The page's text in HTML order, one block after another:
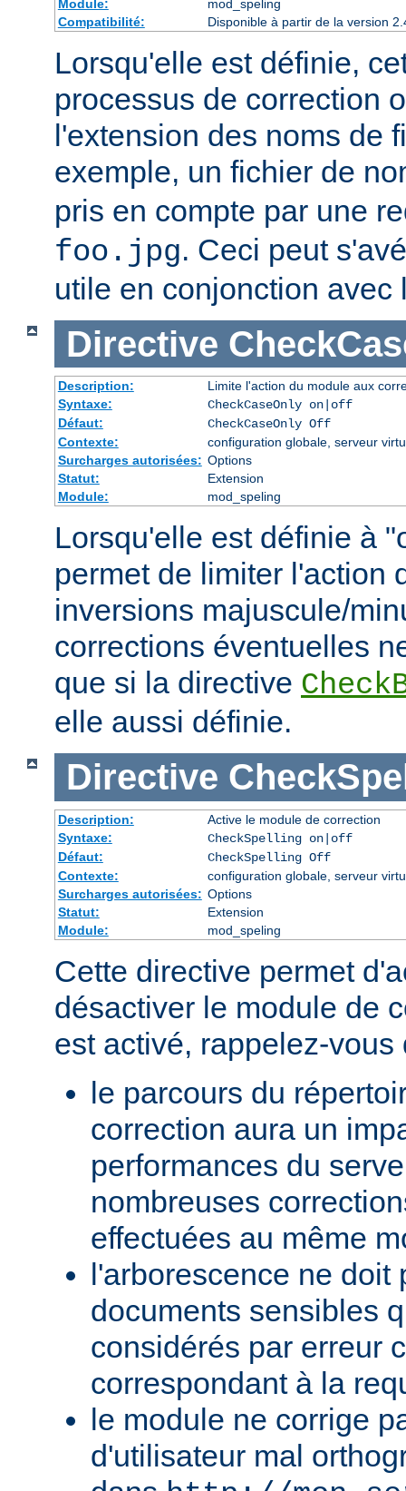
Module:
mod_speling
Compatibilité:
Disponible à partir de la version
Lorsqu'elle est définie,
processus de correction
l'extension des noms de
exemple, un fichier de
pris en compte par une
foo.jpg. Ceci peut
utile en conjonction
Directive
Description:
Limite l'action du module aux
Syntaxe:
CheckCaseOnly on|off
Défaut:
CheckCaseOnly Off
Contexte:
configuration globale, serveur
Surcharges autorisées: Options
Statut:
Extension
Module:
mod_speling
Lorsqu'elle est définie à
permet de limiter l'action
inversions majuscule/
corrections éventuelles
que si la directive
elle aussi définie.
Directive
Description:
Active le module de correction
Syntaxe:
CheckSpelling on|off
Défaut:
CheckSpelling Off
Contexte:
configuration globale, serveur
Surcharges autorisées: Options
Statut:
Extension
Module:
mod_speling
Cette directive permet
désactiver le module de
est activé, rappelez-vous
le parcours du
correction aura un
performances du
nombreuses
effectuées au même
l'arborescence ne doit
documents sensibles
considérés par erreur
correspondant à la
le module ne corrige
d'utilisateur mal